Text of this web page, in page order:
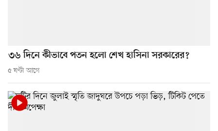
৩৬ দিনে কীভাবে পতন হলো শেখ হাসিনা সরকারের?
৫ ঘণ্টা আগে